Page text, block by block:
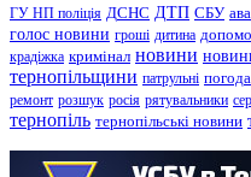
ГУ НП поліція ДСНС ДТП СБУ
голос новини гроші дитина
крадіжка кримінал новини
тернопільщини патрульні погода
ремонт розшук росія рятувальники
тернопіль тернопільські новини